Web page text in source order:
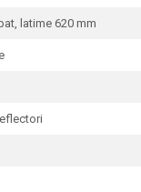
latime 620 mm